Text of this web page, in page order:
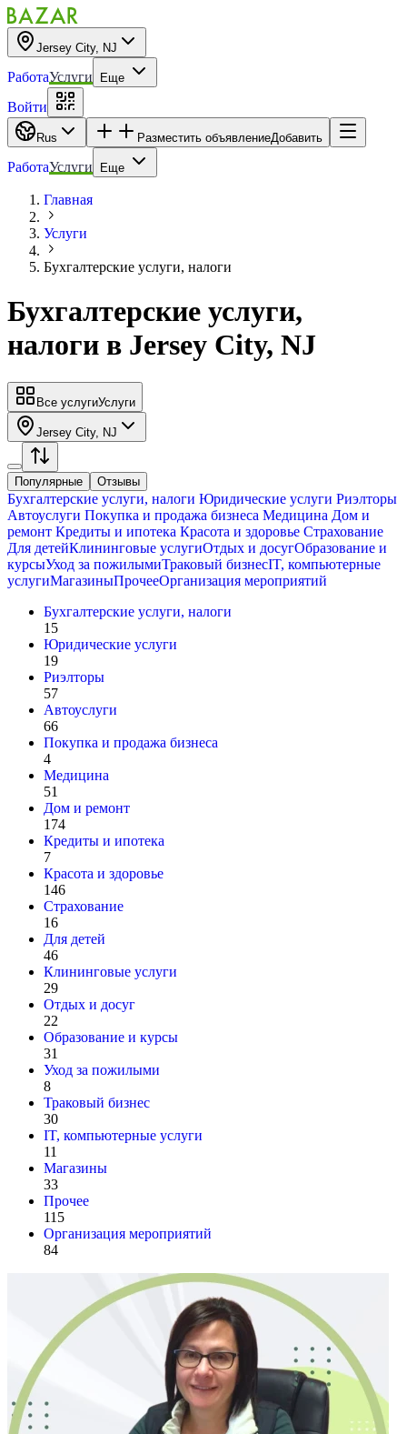
Jersey City, NJ
РаботаУслуги Еще
Войти
Rus Разместить объявлениеДобавить
РаботаУслуги Еще
Главная
Услуги
Бухгалтерские услуги, налоги
Бухгалтерские услуги,
налоги в Jersey City, NJ
Все услугиУслуги
Jersey City, NJ
Популярные Отзывы
Бухгалтерские услуги, налоги Юридические услуги Риэлторы
Автоуслуги Покупка и продажа бизнеса Медицина Дом и
ремонт Кредиты и ипотека Красота и здоровье Страхование
Для детейКлининговые услугиОтдых и досугОбразование и
курсыУход за пожилымиТраковый бизнесIT, компьютерные
услугиМагазиныПрочееОрганизация мероприятий
Бухгалтерские услуги, налоги
15
Юридические услуги
19
Риэлторы
57
Автоуслуги
66
Покупка и продажа бизнеса
4
Медицина
51
Дом и ремонт
174
Кредиты и ипотека
7
Красота и здоровье
146
Страхование
16
Для детей
46
Клининговые услуги
29
Отдых и досуг
22
Образование и курсы
31
Уход за пожилыми
8
Траковый бизнес
30
IT, компьютерные услуги
11
Магазины
33
Прочее
115
Организация мероприятий
84